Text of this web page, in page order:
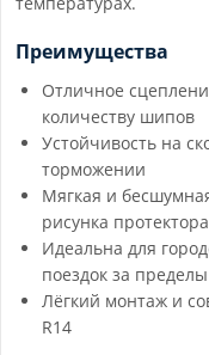
Преимущества
Отличное
количеству шипов
Устойчивость на
торможении
Мягкая и
рисунка протектора
Идеальна для
поездок за
Лёгкий монтаж и
R14